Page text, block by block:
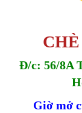
Đ/c: 56/8A
Giờ mở